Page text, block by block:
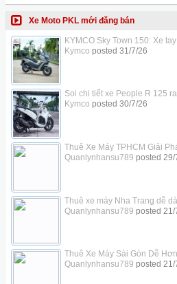
Xe Moto PKL mới đăng bán
KYMCO Sky Town 150: Xe
Kymco posted 31/7/26
Soi chi tiết xe People R 125
Kymco posted 30/7/26
Thuê Xe Máy TPHCM Giải
Quanlynhansu789 posted 29/
Thuê xe máy Nha Trang dễ
Quanlynhansu789 posted 21/
Thuê Xe Máy Sài Gòn Dễ
Quanlynhansu789 posted 21/